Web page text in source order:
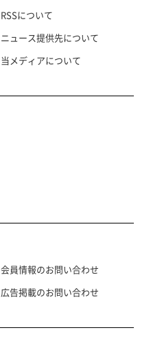
RSSについて
ニュース提供先について
当メディアについて
会員情報のお問い合わせ
広告掲載のお問い合わせ